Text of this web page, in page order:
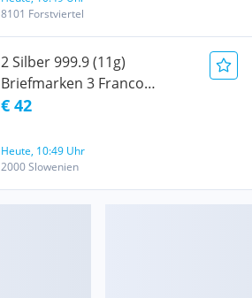
8101 Forstviertel
2 Silber 999.9 (11g)
Briefmarken 3 Franco
Sachsen Pfennige 1850
€ 42
Heute, 10:49 Uhr
2000 Slowenien